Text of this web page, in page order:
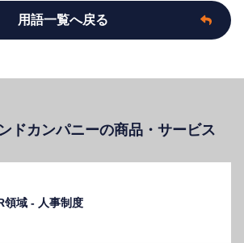
用語一覧へ戻る
ドカンパニーの商品・サービス
領域 - ⼈事制度